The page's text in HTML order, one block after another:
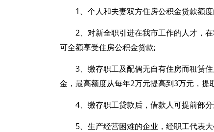
1、个人和夫妻双方住房公积金贷款额
2、对新全职引进在我市工作的人才，
可全额享受住房公积金贷款;
3、缴存职工及配偶无自有住房而租赁
金，最高额度从每年2万元提高到3万元，提
4、缴存职工贷款后，借款人可提前部
5、生产经营困难的企业，经职工代表